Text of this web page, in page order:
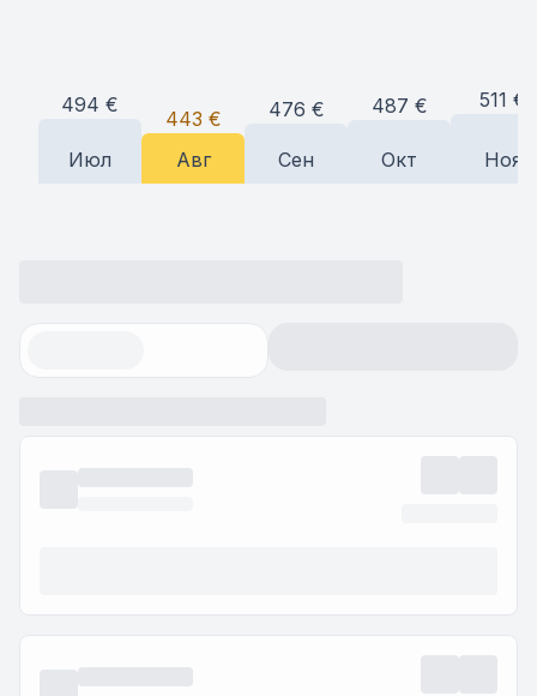
494 €
Июл
443 €
Авг
476 €
Сен
487 €
Окт
511 €
Ноя